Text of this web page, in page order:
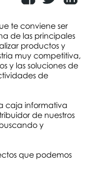
te conviene ser
de las principales
productos y
muy competitiva,
y las soluciones de
de
caja informativa
de nuestros
y
que podemos